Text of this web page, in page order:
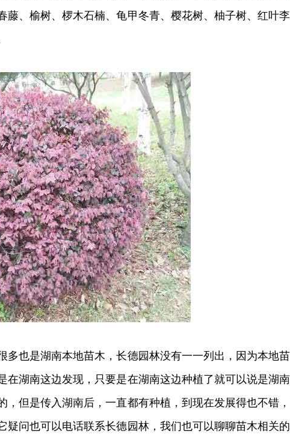
藤、榆树、椤木石楠、龟甲冬青、樱花树、柚子树、红叶李
也是湖南本地苗木，长德园林没有一一列出，因为本地
湖南这边发现，只要是在湖南这边种植了就可以说是湖
，但是传入湖南后，一直都有种植，到现在发展得也不错
问也可以电话联系长德园林，我们也可以聊聊苗木相关